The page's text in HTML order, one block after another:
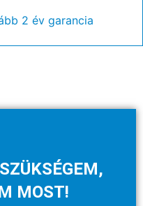
2 év garancia
MOST!